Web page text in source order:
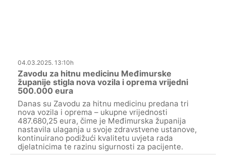
04.03.2025. 13:10h
Zavodu za hitnu medicinu Međimurske
županije stigla nova vozila i oprema vrijedni
500.000 eura
Danas su Zavodu za hitnu medicinu predana tri
nova vozila i oprema – ukupne vrijednosti
487.680,25 eura, čime je Međimurska županija
nastavila ulaganja u svoje zdravstvene ustanove,
kontinuirano podižući kvalitetu uvjeta rada
djelatnicima te razinu sigurnosti za pacijente.